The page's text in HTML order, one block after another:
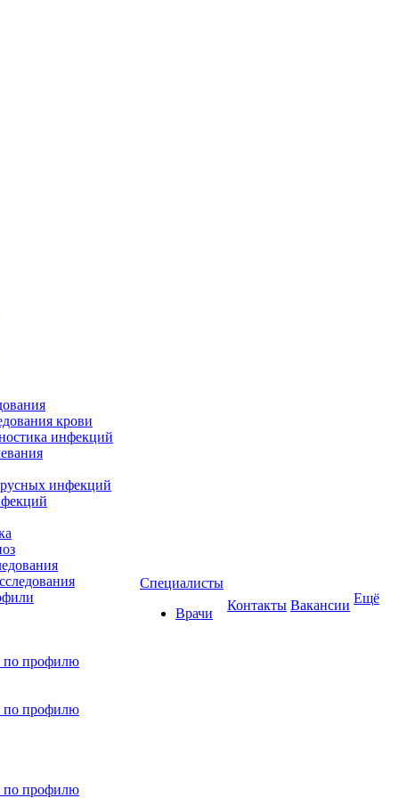
крови
инфекций
инфекций
по профилю
по профилю
по профилю
Специалисты
Врачи
Контакты Вакансии Ещё